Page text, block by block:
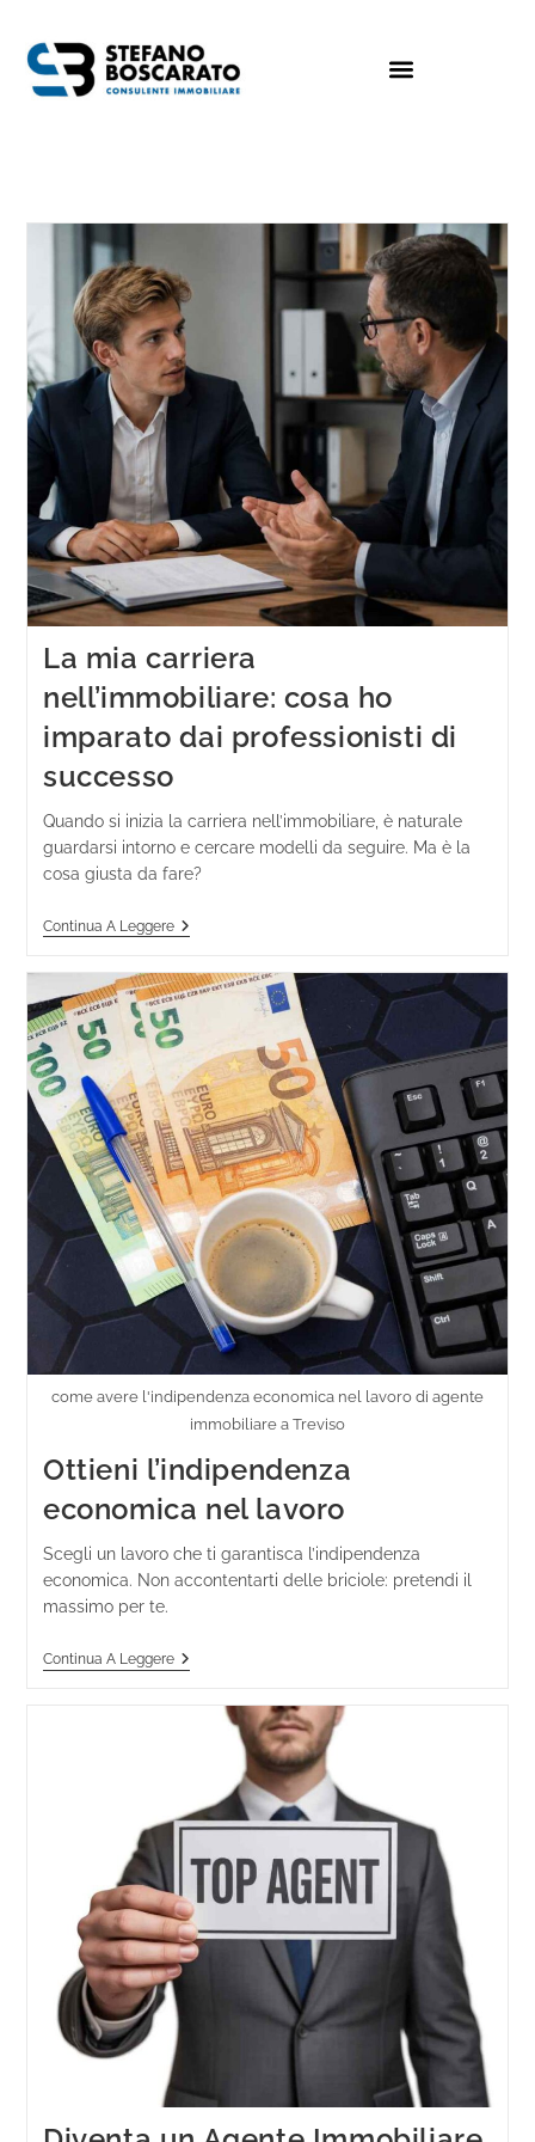
La mia carriera
nell’immobiliare: cosa ho
imparato dai professionisti di
successo
Quando si inizia la carriera nell’immobiliare, è naturale
guardarsi intorno e cercare modelli da seguire. Ma è la
cosa giusta da fare?
Continua A Leggere
come avere l'indipendenza economica nel lavoro di agente
immobiliare a Treviso
Ottieni l’indipendenza
economica nel lavoro
Scegli un lavoro che ti garantisca l’indipendenza
economica. Non accontentarti delle briciole: pretendi il
massimo per te.
Continua A Leggere